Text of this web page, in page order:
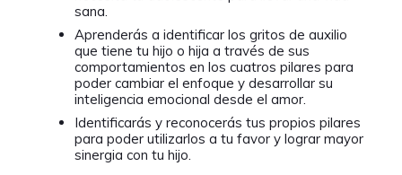
sana.
Aprenderás a identificar los gritos de auxilio
que tiene tu hijo o hija a través de sus
comportamientos en los cuatros pilares para
poder cambiar el enfoque y desarrollar su
inteligencia emocional desde el amor.
Identificarás y reconocerás tus propios pilares
para poder utilizarlos a tu favor y lograr mayor
sinergia con tu hijo.